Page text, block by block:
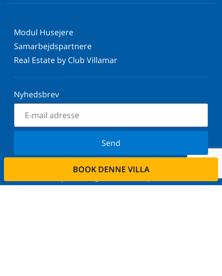
BOOK DENNE VILLA
Modul Husejere
Samarbejdspartnere
Real Estate by Club Villamar
Nyhedsbrev
Send
Tilmeld dig vores nyhedsbrev og bliv orienteret om
de seneste nyheder og tilbud. Vi respekterer dit
privatliv.